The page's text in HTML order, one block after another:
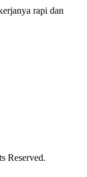
rapi dan
Reserved.